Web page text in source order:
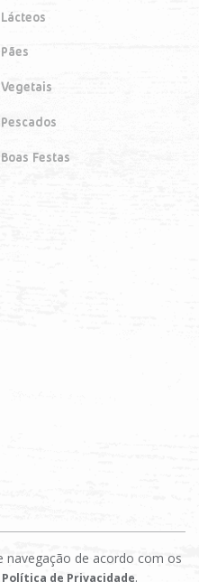
Lácteos
Pães
Vegetais
Pescados
Boas Festas
navegação de acordo com os
Política de Privacidade.